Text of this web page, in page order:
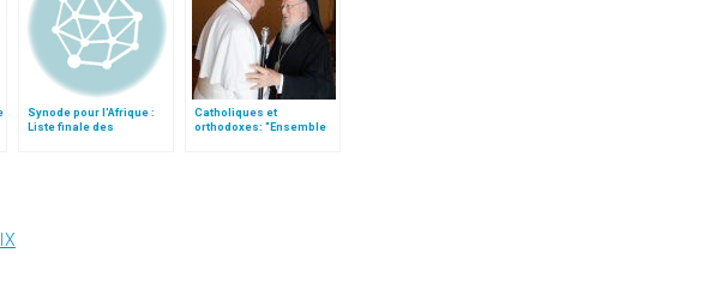
Synode pour l'Afrique :
Liste finale des
Catholiques et
orthodoxes: "Ensemble